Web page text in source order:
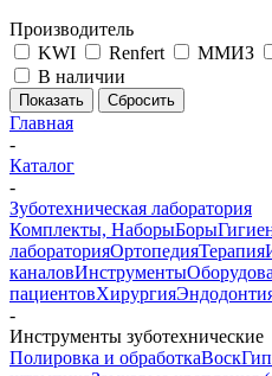
Производитель
KWI
Renfert ММИЗ
В наличии
Сбросить
Главная
-
Каталог
-
Зуботехническая лаборатория
Комплекты, НаборыБоры
лабораторияОртопедияТерапия
каналовИнструменты
пациентовХирургия
-
Инструменты зуботехнические
Полировка и обработкаВоск